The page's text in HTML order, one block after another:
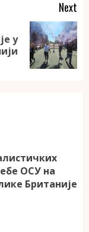
Next
у
ОСУ на
Британије